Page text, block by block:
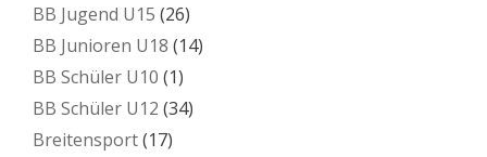
BB Jugend U15 (26)
BB Junioren U18 (14)
BB Schüler U10 (1)
BB Schüler U12 (34)
Breitensport(17)